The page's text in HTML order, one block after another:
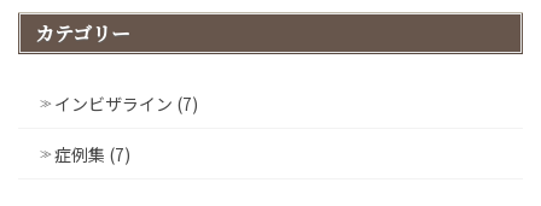
カテゴリー
インビザライン (7)
症例集 (7)